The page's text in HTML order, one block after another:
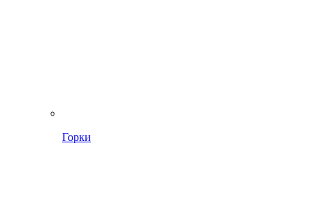
Горки